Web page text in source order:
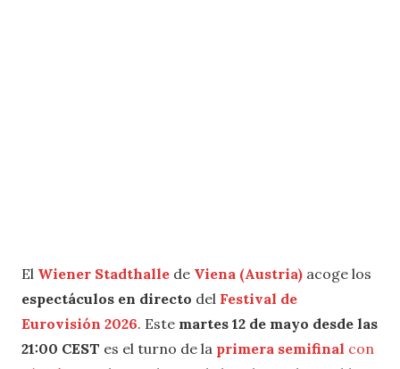
El Wiener Stadthalle de Viena (Austria) acoge los
espectáculos en directo del Festival de
Eurovisión 2026. Este martes 12 de mayo desde las
21:00 CEST es el turno de la primera semifinal con